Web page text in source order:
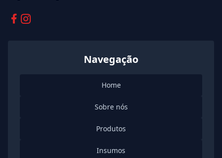
Facebook
Navegação
Home
Sobre nós
Produtos
Insumos